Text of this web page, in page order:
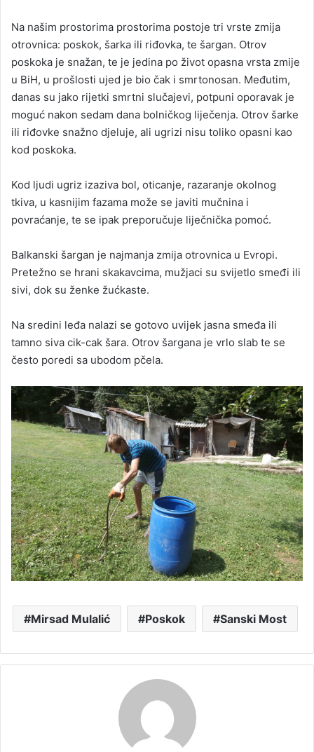
Na našim prostorima prostorima postoje tri vrste zmija
otrovnica: poskok, šarka ili riđovka, te šargan. Otrov
poskoka je snažan, te je jedina po život opasna vrsta zmije
u BiH, u prošlosti ujed je bio čak i smrtonosan. Međutim,
danas su jako rijetki smrtni slučajevi, potpuni oporavak je
moguć nakon sedam dana bolničkog liječenja. Otrov šarke
ili riđovke snažno djeluje, ali ugrizi nisu toliko opasni kao
kod poskoka.
Kod ljudi ugriz izaziva bol, oticanje, razaranje okolnog
tkiva, u kasnijim fazama može se javiti mučnina i
povraćanje, te se ipak preporučuje liječnička pomoć.
Balkanski šargan je najmanja zmija otrovnica u Evropi.
Pretežno se hrani skakavcima, mužjaci su svijetlo smeđi ili
sivi, dok su ženke žućkaste.
Na sredini leđa nalazi se gotovo uvijek jasna smeđa ili
tamno siva cik-cak šara. Otrov šargana je vrlo slab te se
često poredi sa ubodom pčela.
Mirsad Mulalić Poskok Sanski Most